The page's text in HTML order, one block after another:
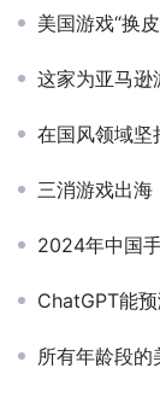
美国游戏“换皮”
这家为亚马逊
在国风领域坚
三消游戏出海
2024年中国手游出海收入榜与
ChatGPT能
所有年龄段